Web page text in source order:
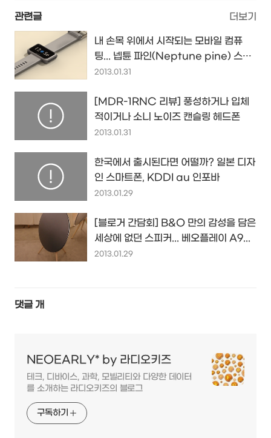
관련글 더보기
내 손목 위에서 시작되는 모바일 컴퓨
팅... 넵튠 파인(Neptune pine) 스마
트 와치
2013.01.31
[MDR-1RNC 리뷰] 풍성하거나 입체
적이거나 소니 노이즈 캔슬링 헤드폰
2013.01.31
한국에서 출시된다면 어떨까? 일본 디자
인 스마트폰, KDDI au 인포바
2013.01.29
[블로거 간담회] B&O 만의 감성을 담은
세상에 없던 스피커... 베오플레이 A9...
2013.01.29
댓글 개
NEOEARLY* by 라디오키즈
테크, 디바이스, 과학, 모빌리티와 다양한 데이터
를 소개하는 라디오키즈의 블로그
구독하기